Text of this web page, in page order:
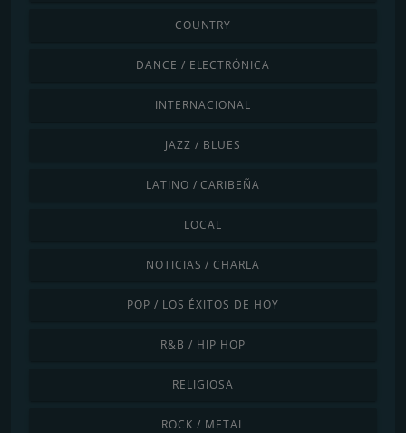
COUNTRY
DANCE / ELECTRÓNICA
INTERNACIONAL
JAZZ / BLUES
LATINO / CARIBEÑA
LOCAL
NOTICIAS / CHARLA
POP / LOS ÉXITOS DE HOY
R&B / HIP HOP
RELIGIOSA
ROCK / METAL